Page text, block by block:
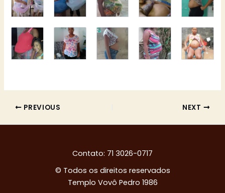
PREVIOUS NEXT
Contato: 71 3026-0717
© Todos os direitos reservados
Templo Vovô Pedro 1986